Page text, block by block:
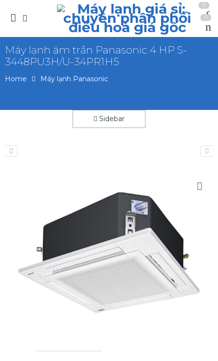
0
0
Máy lạnh âm trần Panasonic 4 HP S-
3448PU3H/U-34PR1H5
Home Máy lạnh Panasonic
Sidebar